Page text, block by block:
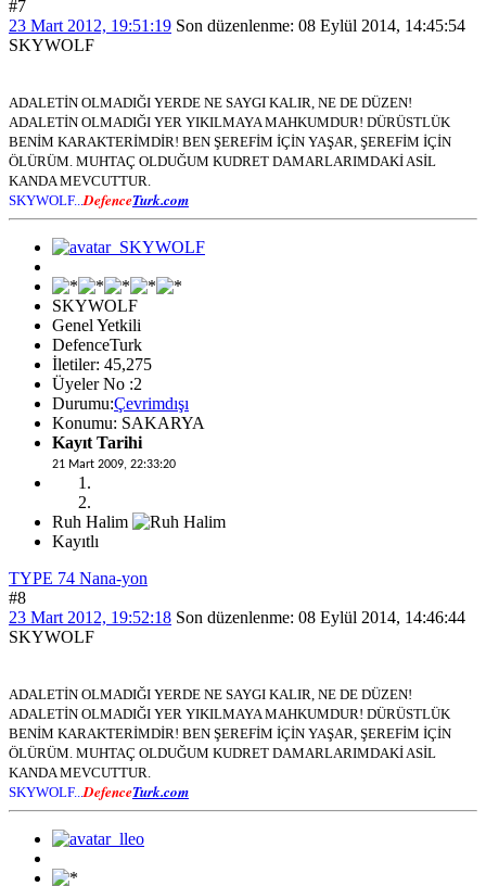
#7
23 Mart 2012, 19:51:19 Son düzenlenme: 08 Eylül 2014, 14:45:54
SKYWOLF
ADALETİN OLMADIĞI YERDE NE SAYGI KALIR, NE DE DÜZEN!
ADALETİN OLMADIĞI YER YIKILMAYA MAHKUMDUR! DÜRÜSTLÜK
BENİM KARAKTERİMDİR! BEN ŞEREFİM İÇİN YAŞAR, ŞEREFİM İÇİN
ÖLÜRÜM. MUHTAÇ OLDUĞUM KUDRET DAMARLARIMDAKİ ASİL
KANDA MEVCUTTUR.
SKYWOLF... DefenceTurk.com
SKYWOLF
Genel Yetkili
DefenceTurk
İletiler: 45,275
Üyeler No :2
Durumu:Çevrimdışı
Konumu: SAKARYA
Kayıt Tarihi
21 Mart 2009, 22:33:20
Ruh Halim
Kayıtlı
TYPE 74 Nana-yon
#8
23 Mart 2012, 19:52:18 Son düzenlenme: 08 Eylül 2014, 14:46:44
SKYWOLF
ADALETİN OLMADIĞI YERDE NE SAYGI KALIR, NE DE DÜZEN!
ADALETİN OLMADIĞI YER YIKILMAYA MAHKUMDUR! DÜRÜSTLÜK
BENİM KARAKTERİMDİR! BEN ŞEREFİM İÇİN YAŞAR, ŞEREFİM İÇİN
ÖLÜRÜM. MUHTAÇ OLDUĞUM KUDRET DAMARLARIMDAKİ ASİL
KANDA MEVCUTTUR.
SKYWOLF... DefenceTurk.com